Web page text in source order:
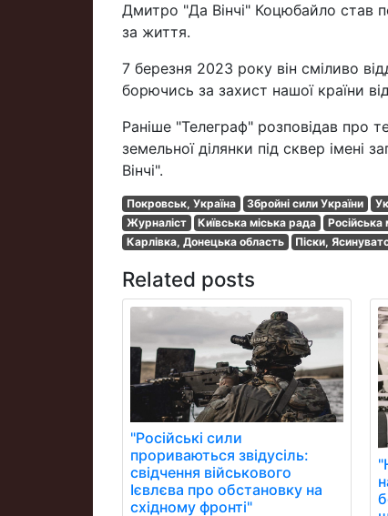
Дмитро "Да Вінчі" Коцюбайло став
за життя.
7 березня 2023 року він сміливо
борючись за захист нашої країни
Раніше "Телеграф" розповідав про
земельної ділянки під сквер імені
Вінчі".
Покровськ, Україна Збройні сили України
Журналіст
Київська міська рада Російська
Карлівка, Донецька область
Піски,
Related posts
"Російські сили
прориваються звідусіль:
свідчення військового
Ієвлєва про обстановку на
східному фронті"